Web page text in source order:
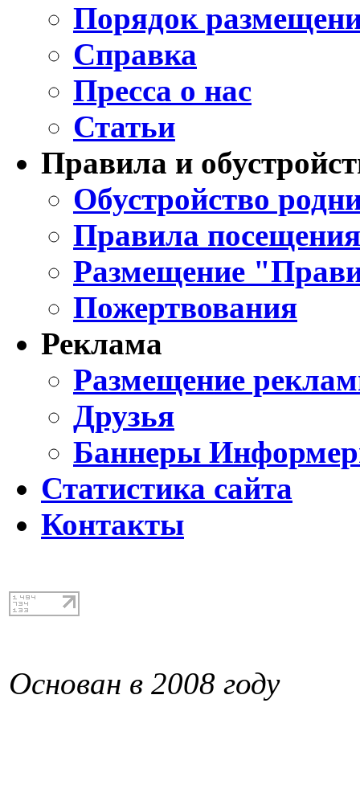
Порядок
Справка
Пресса о нас
Статьи
Правила и
Обустройство
Правила
Размещение
Пожертвования
Реклама
Размещение
Друзья
Баннеры
Статистика сайта
Контакты
Основан в 2008 году